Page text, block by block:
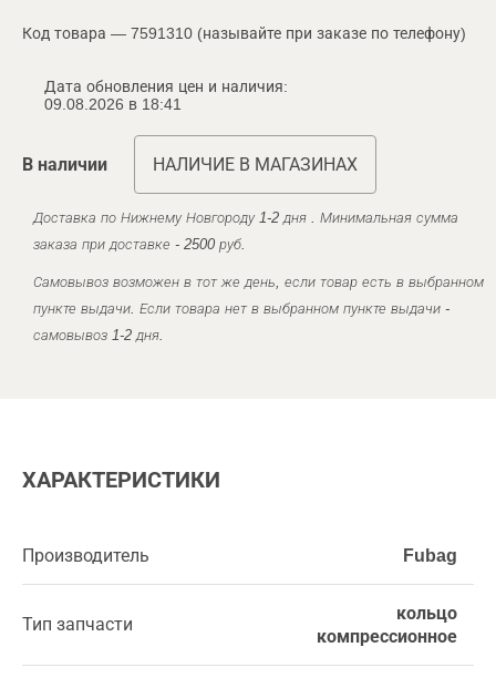
Код товара — 7591310 (называйте при заказе по телефону)
Дата обновления цен и наличия:
09.08.2026 в 18:41
В наличии НАЛИЧИЕ В МАГАЗИНАХ
Доставка по Нижнему Новгороду 1-2 дня . Минимальная сумма
заказа при доставке - 2500 руб.
Самовывоз возможен в тот же день, если товар есть в выбранном
пункте выдачи. Если товара нет в выбранном пункте выдачи -
самовывоз 1-2 дня.
ХАРАКТЕРИСТИКИ
Производитель Fubag
Тип запчасти
кольцо
компрессионное